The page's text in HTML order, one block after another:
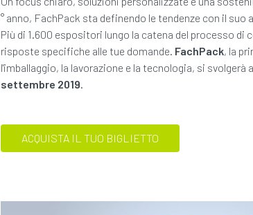
° anno, FachPack sta definendo le tendenze con il
Più di 1.600 espositori lungo la catena del processo di
risposte specifiche alle tue domande. FachPack, la
l'imballaggio, la lavorazione e la tecnologia, si svolgerà a
settembre 2019.
ACQUISTA IL TUO BIGLIETTO